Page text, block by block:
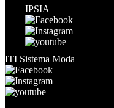
IPSIA
ITI Sistema Moda